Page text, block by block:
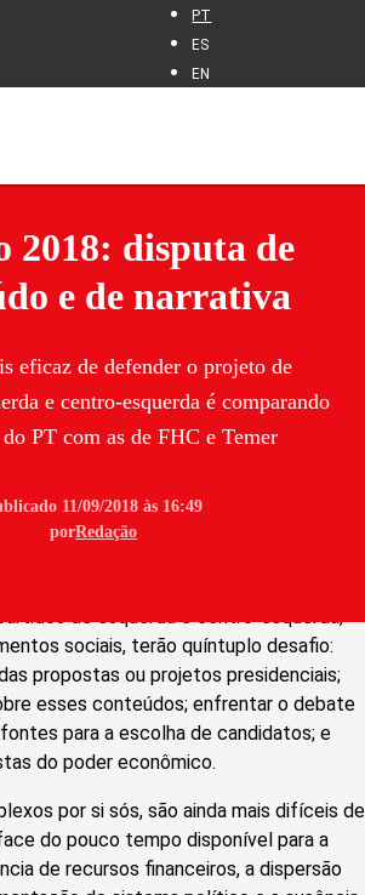
PT
ES
EN
2018: disputa de
e de narrativa
eficaz de defender o projeto de
e centro-esquerda é comparando
do PT com as de FHC e Temer
11/09/2018 às 16:49
porRedação
de esquerda e centro-esquerda,
sociais, terão quíntuplo desafio:
propostas ou projetos presidenciais;
esses conteúdos; enfrentar o debate
para a escolha de candidatos; e
do poder econômico.
por si sós, são ainda mais difíceis de
do pouco tempo disponível para a
de recursos financeiros, a dispersão